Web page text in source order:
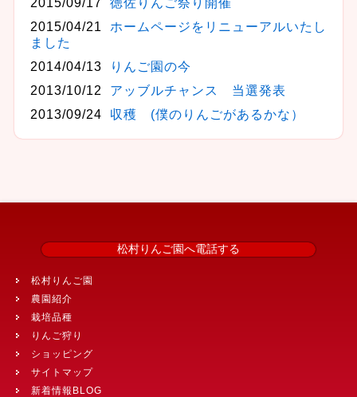
2015/04/21 ホームページをリニューアルいたし
ました
2014/04/13
りんご園の今
2013/10/12 アッブルチャンス 当選発表
2013/09/24 収穫 (僕のりんごがあるかな）
松村りんご園へ電話する
松村りんご園
農園紹介
栽培品種
りんご狩り
ショッピング
サイトマップ
新着情報BLOG